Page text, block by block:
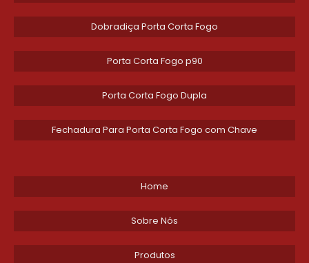
Dobradiça Porta Corta Fogo
Porta Corta Fogo p90
Porta Corta Fogo Dupla
Fechadura Para Porta Corta Fogo com Chave
Home
Sobre Nós
Produtos